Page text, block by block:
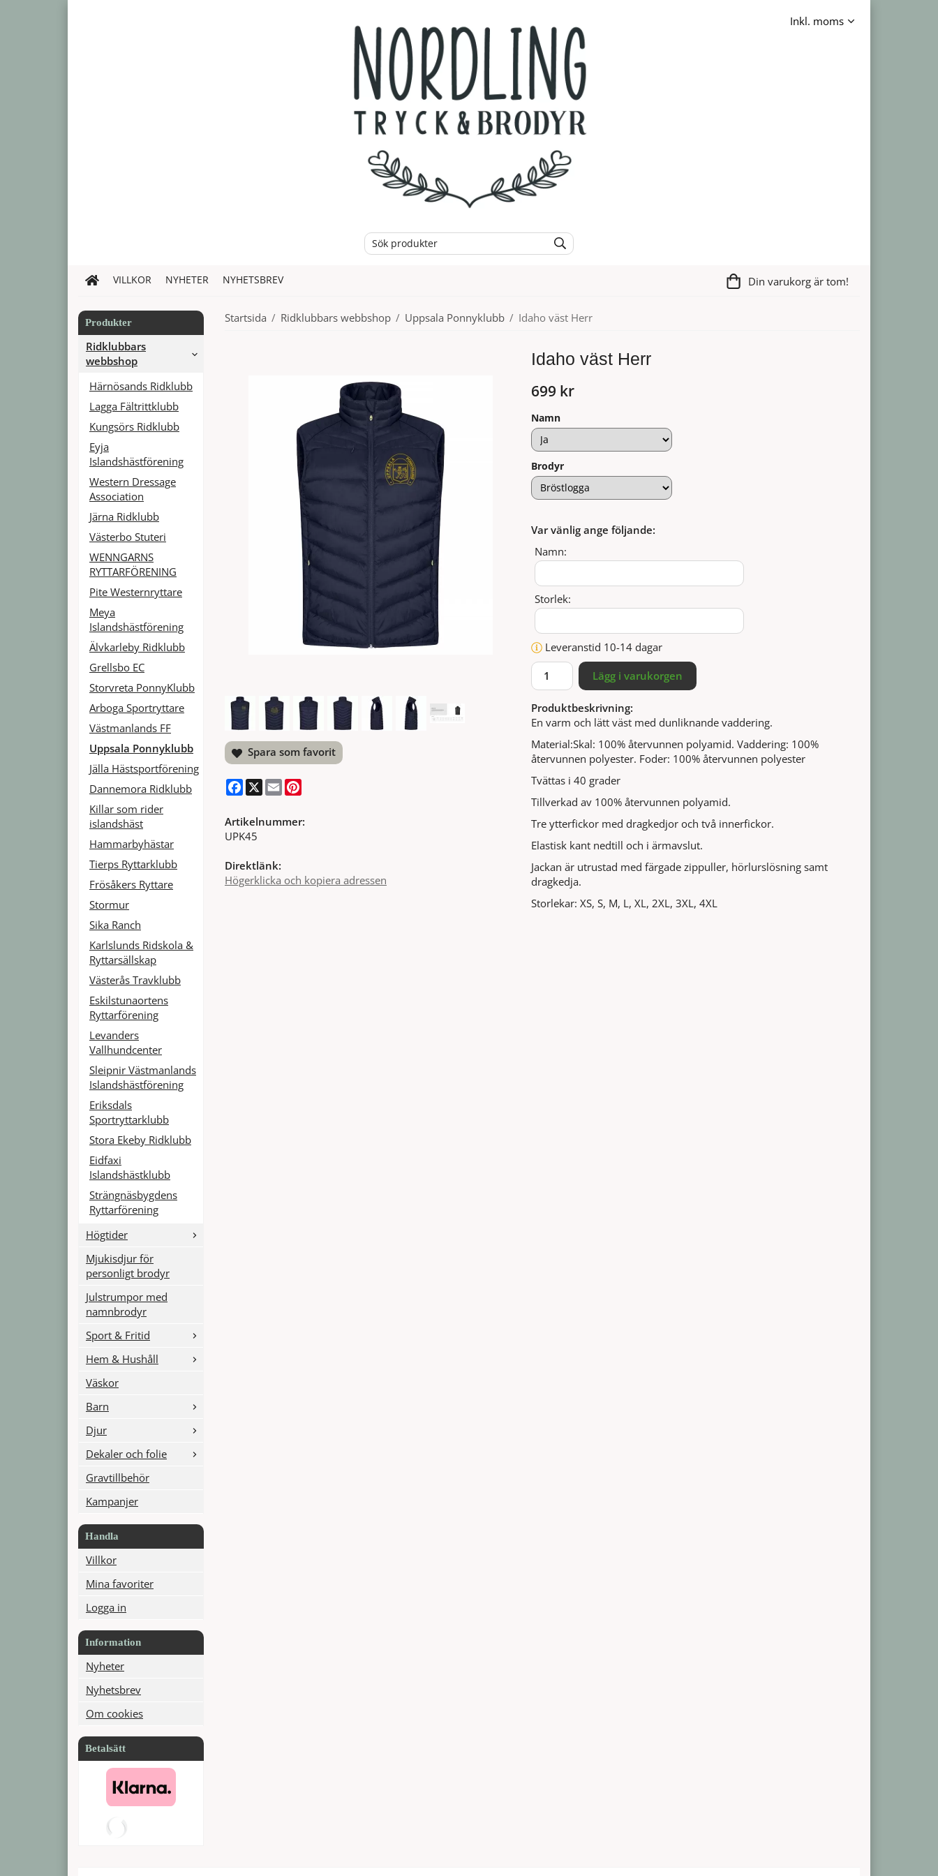
VILLKOR NYHETER NYHETSBREV Din varukorg är tom!
Produkter
Ridklubbars
webbshop
Härnösands Ridklubb
Lagga Fältrittklubb
Kungsörs Ridklubb
Eyja
Islandshästförening
Western Dressage
Association
Järna Ridklubb
Västerbo Stuteri
WENNGARNS
RYTTARFÖRENING
Pite Westernryttare
Meya
Islandshästförening
Älvkarleby Ridklubb
Grellsbo EC
Storvreta PonnyKlubb
Arboga Sportryttare
Västmanlands FF
Uppsala Ponnyklubb
Jälla Hästsportförening
Dannemora Ridklubb
Killar som rider
islandshäst
Hammarbyhästar
Tierps Ryttarklubb
Frösåkers Ryttare
Stormur
Sika Ranch
Karlslunds Ridskola &
Ryttarsällskap
Västerås Travklubb
Eskilstunaortens
Ryttarförening
Levanders
Vallhundcenter
Sleipnir Västmanlands
Islandshästförening
Eriksdals
Sportryttarklubb
Stora Ekeby Ridklubb
Eidfaxi
Islandshästklubb
Strängnäsbygdens
Ryttarförening
Högtider
Mjukisdjur för
personligt brodyr
Julstrumpor med
namnbrodyr
Sport & Fritid
Hem & Hushåll
Väskor
Barn
Djur
Dekaler och folie
Gravtillbehör
Kampanjer
Handla
Villkor
Mina favoriter
Logga in
Information
Nyheter
Nyhetsbrev
Om cookies
Betalsätt
Startsida / Ridklubbars webbshop / Uppsala Ponnyklubb / Idaho väst Herr
Idaho väst Herr
699 kr
Namn
Brodyr
Var vänlig ange följande:
Namn:
Storlek:
Leveranstid 10-14 dagar
Lägg i varukorgen
Produktbeskrivning:
En varm och lätt väst med dunliknande vaddering.
Material:Skal: 100% återvunnen polyamid. Vaddering: 100%
återvunnen polyester. Foder: 100% återvunnen polyester
Tvättas i 40 grader
Tillverkad av 100% återvunnen polyamid.
Tre ytterfickor med dragkedjor och två innerfickor.
Elastisk kant nedtill och i ärmavslut.
Jackan är utrustad med färgade zippuller, hörlurslösning samt
dragkedja.
Storlekar: XS, S, M, L, XL, 2XL, 3XL, 4XL
Spara som favorit
Facebook
X Email
Artikelnummer:
UPK45
Direktlänk:
Högerklicka och kopiera adressen